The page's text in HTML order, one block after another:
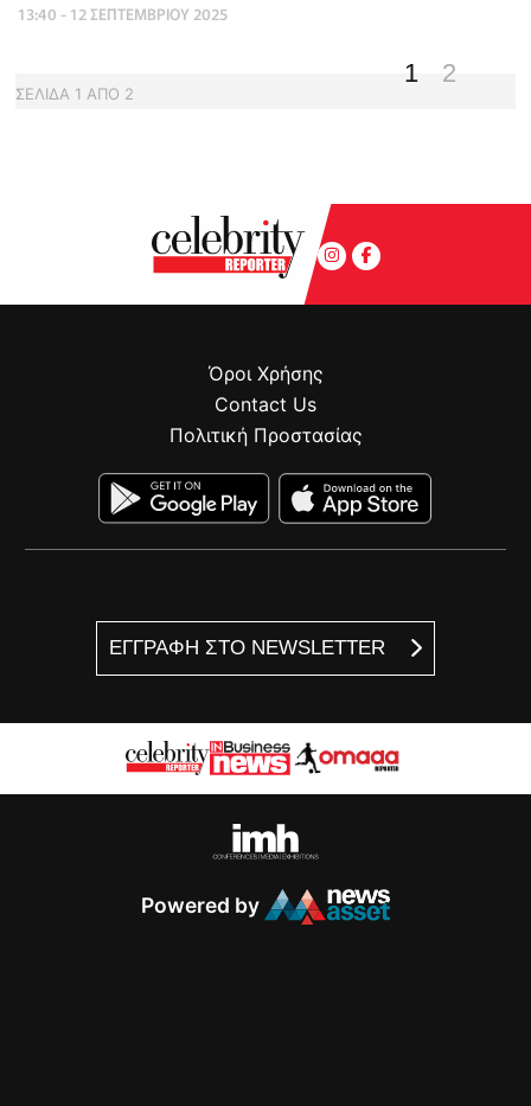
13:40 - 12 ΣΕΠΤΕΜΒΡΙΟΥ 2025
ΣΕΛΙΔΑ 1 ΑΠΟ 2
1 2
ΕΓΓΡΑΦΗ ΣΤΟ NEWSLETTER
Όροι Χρήσης
Contact Us
Πολιτική Προστασίας
Powered by